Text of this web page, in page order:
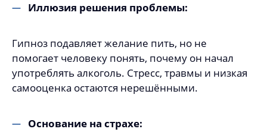
Иллюзия решения проблемы:
Гипноз подавляет желание пить, но не
помогает человеку понять, почему он начал
употреблять алкоголь. Стресс, травмы и низкая
самооценка остаются нерешёнными.
Основание на страхе: